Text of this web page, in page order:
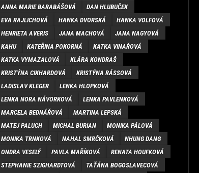
ANNA MARIE BARABÁŠOVÁ
DAN HLUBUČEK
EVA RAJLICHOVÁ
HANKA DVORSKÁ
HANKA VOLFOVÁ
HENRIETA AVERIS
JANA MACHOVÁ
JANA NAGYOVÁ
KAHU
KATEŘINA POKORNÁ
KATKA VINAŘOVÁ
KATKA VYMAZALOVÁ
KLÁRA KONDRAŠ
KRISTÝNA CIKHARDOVÁ
KRISTÝNA RÁSSOVÁ
LADISLAV KLEGER
LENKA HLOPKOVÁ
LENKA NORA NÁVORKOVÁ
LENKA PAVLENKOVÁ
MARCELA BEDNÁŘOVÁ
MARTINA LEPSKÁ
MATEJ PALUCH
MICHAL BURIAN
MONIKA PÁLOVÁ
MONIKA TRNKOVÁ
NAHAL SMRČKOVÁ
NHUNG DANG
ONDRA VESELÝ
PAVLA MAŘÍKOVÁ
RENATA HOUFKOVÁ
STEPHANIE SZIGHARDTOVÁ
TAŤÁNA BOGOSLAVECOVÁ